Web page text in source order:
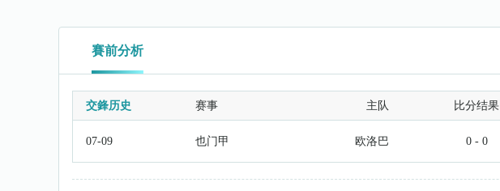
賽前分析
交鋒历史 赛事 主队 比分结果
07-09 也门甲 欧洛巴 0 - 0